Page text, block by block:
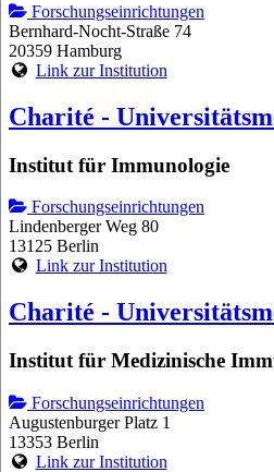
Forschungseinrichtungen
Bernhard-Nocht-Straße 74
20359 Hamburg
Link zur Institution
Charité -
Institut für Immunologie
Forschungseinrichtungen
Lindenberger Weg 80
13125 Berlin
Link zur Institution
Charité -
Institut für Medizinische
Forschungseinrichtungen
Augustenburger Platz 1
13353 Berlin
Link zur Institution